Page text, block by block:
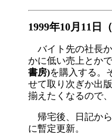
1999年10月11日（
バイト先の社長か
かに低い売上とか
書房)を購入する。
せて取り次ぎか出
揃えたくなるので
帰宅後、日記から
に暫定更新。